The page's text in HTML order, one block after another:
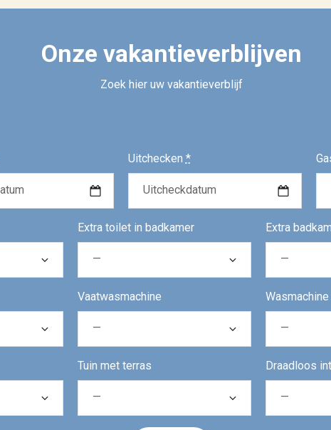
Onze vakantieverblijven
Zoek hier uw vakantieverblijf
Uitchecken *
Extra toilet in badkamer Extra
Vaatwasmachine Wasmachine
Tuin met terras Draadloos